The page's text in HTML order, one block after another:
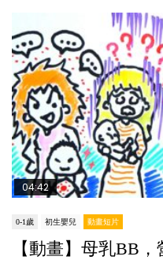
04:42
0-1歲 初生嬰兒 動畫短片
【動畫】母乳BB